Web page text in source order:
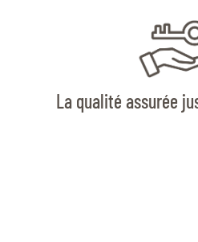
La qualité assurée